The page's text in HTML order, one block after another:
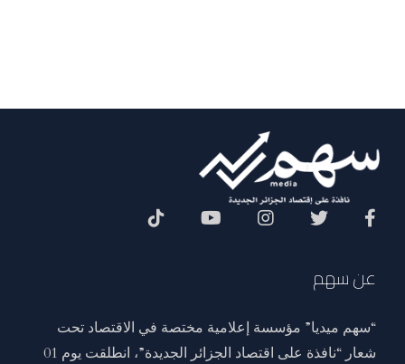
عن سهم
“سهم ميديا” مؤسسة إعلامية مختصة في الاقتصاد تحت
شعار “نافذة على اقتصاد الجزائر الجديدة”، انطلقت يوم 01